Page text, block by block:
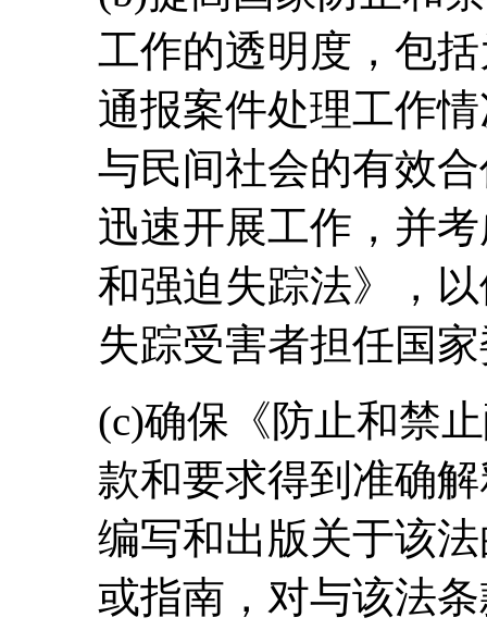
工作的透明度，包
通报案件处理工作
与民间社会的有效
迅速开展工作，并
和强迫失踪法》，
失踪受害者担任国
(c)确保《防止和禁
款和要求得到准确
编写和出版关于该
或指南，对与该法